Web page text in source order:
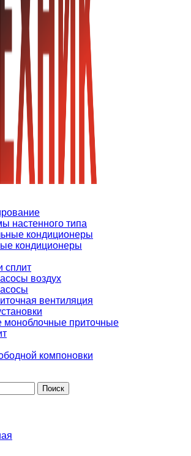
настенного типа
кондиционеры
кондиционеры
сплит
воздух
вентиляция
моноблочные приточные
компоновки
Поиск